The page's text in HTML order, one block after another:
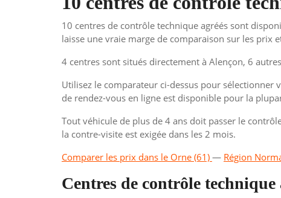
10 centres de contrôle technique agréés sont
laisse une vraie marge de comparaison sur les prix
4 centres sont situés directement à Alençon, 6
Utilisez le comparateur ci-dessus pour
de rendez-vous en ligne est disponible pour la
Tout véhicule de plus de 4 ans doit passer le
la contre-visite est exigée dans les 2 mois.
Comparer les prix dans le Orne (61) — Région
Centres de contrôle technique